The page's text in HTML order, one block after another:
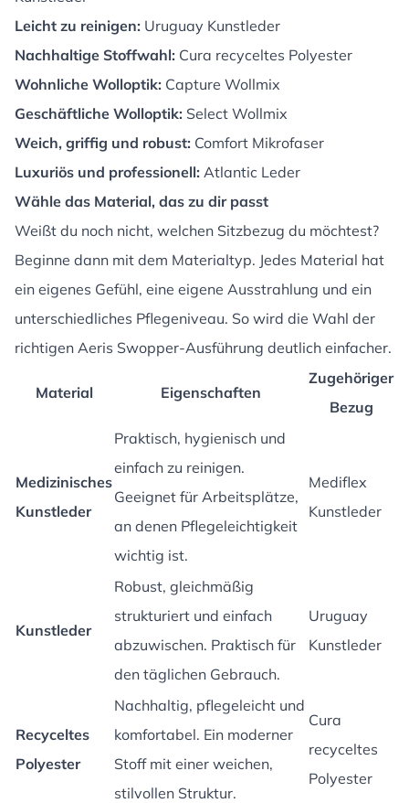
Leicht zu reinigen: Uruguay Kunstleder
Nachhaltige Stoffwahl: Cura recyceltes Polyester
Wohnliche Wolloptik: Capture Wollmix
Geschäftliche Wolloptik: Select Wollmix
Weich, griffig und robust: Comfort Mikrofaser
Luxuriös und professionell: Atlantic Leder
Wähle das Material, das zu dir passt
Weißt du noch nicht, welchen Sitzbezug du möchtest?
Beginne dann mit dem Materialtyp. Jedes Material hat
ein eigenes Gefühl, eine eigene Ausstrahlung und ein
unterschiedliches Pflegeniveau. So wird die Wahl der
richtigen Aeris Swopper-Ausführung deutlich einfacher.
Material Eigenschaften
Zugehöriger
Bezug
Medizinisches
Kunstleder
Praktisch, hygienisch und
einfach zu reinigen.
Geeignet für Arbeitsplätze,
an denen Pflegeleichtigkeit
wichtig ist.
Mediflex
Kunstleder
Kunstleder
Robust, gleichmäßig
strukturiert und einfach
abzuwischen. Praktisch für
den täglichen Gebrauch.
Uruguay
Kunstleder
Recyceltes
Polyester
Nachhaltig, pflegeleicht und
komfortabel. Ein moderner
Stoff mit einer weichen,
stilvollen Struktur.
Cura
recyceltes
Polyester